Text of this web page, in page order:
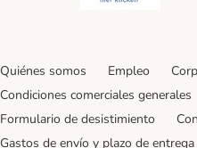
Quiénes somos Empleo
Condiciones comerciales generales
Formulario de desistimiento
Gastos de envío y plazo de entrega